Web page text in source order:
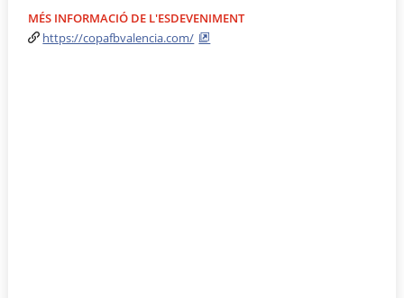
MÉS INFORMACIÓ DE L'ESDEVENIMENT
https://copafbvalencia.com/